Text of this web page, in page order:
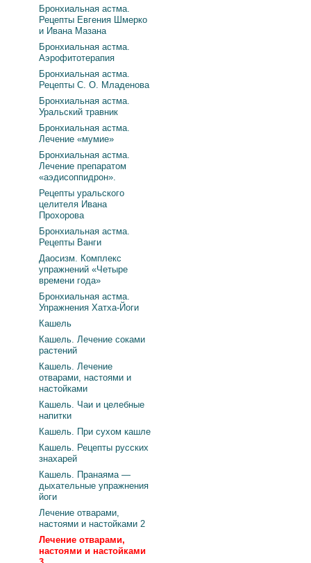
Бронхиальная астма.
Рецепты Евгения Шмерко
и Ивана Мазана
Бронхиальная астма.
Аэрофитотерапия
Бронхиальная астма.
Рецепты С. О. Младенова
Бронхиальная астма.
Уральский травник
Бронхиальная астма.
Лечение «мумие»
Бронхиальная астма.
Лечение препаратом
«аэдисоппидрон».
Рецепты уральского
целителя Ивана
Прохорова
Бронхиальная астма.
Рецепты Ванги
Даосизм. Комплекс
упражнений «Четыре
времени года»
Бронхиальная астма.
Упражнения Хатха-Йоги
Кашель
Кашель. Лечение соками
растений
Кашель. Лечение
отварами, настоями и
настойками
Кашель. Чаи и целебные
напитки
Кашель. При сухом кашле
Кашель. Рецепты русских
знахарей
Кашель. Пранаяма —
дыхательные упражнения
йоги
Лечение отварами,
настоями и настойками 2
Лечение отварами,
настоями и настойками